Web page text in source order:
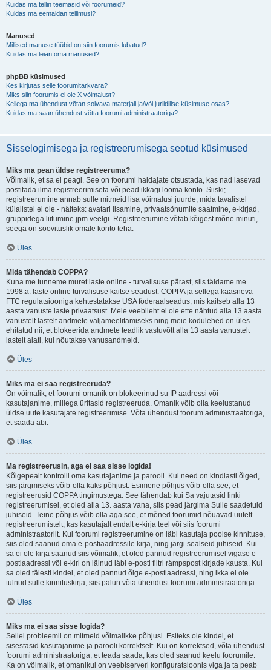
Kuidas ma tellin teemasid või foorumeid?
Kuidas ma eemaldan tellimusi?
Manused
Millised manuse tüübid on siin foorumis lubatud?
Kuidas ma leian oma manused?
phpBB küsimused
Kes kirjutas selle foorumitarkvara?
Miks siin foorumis ei ole X võimalust?
Kellega ma ühendust võtan solvava materjali ja/või juriidilise küsimuse osas?
Kuidas ma saan ühendust võtta foorumi administraatoriga?
Sisselogimisega ja registreerumisega seotud küsimused
Miks ma pean üldse registreeruma?
Võimalik, et sa ei peagi. See on foorumi haldajate otsustada, kas nad lasevad
postitada ilma registreerimiseta või pead ikkagi looma konto. Siiski;
registreerumine annab sulle mitmeid lisa võimalusi juurde, mida tavalistel
külalistel ei ole - näiteks: avatari lisamine, privaatsõnumite saatmine, e-kirjad,
gruppidega liitumine jpm veelgi. Registreerumine võtab kõigest mõne minuti,
seega on soovituslik omale konto teha.
Üles
Mida tähendab COPPA?
Kuna me tunneme muret laste online - turvalisuse pärast, siis täidame me
1998.a. laste online turvalisuse kaitse seadust. COPPA ja sellega kaasneva
FTC regulatsiooniga kehtestatakse USA föderaalseadus, mis kaitseb alla 13
aasta vanuste laste privaatsust. Meie veebileht ei ole ette nähtud alla 13 aasta
vanustelt lastelt andmete väljameelitamiseks ning meie kodulehed on üles
ehitatud nii, et blokeerida andmete teadlik vastuvõtt alla 13 aasta vanustelt
lastelt alati, kui nõutakse vanusandmeid.
Üles
Miks ma ei saa registreeruda?
On võimalik, et foorumi omanik on blokeerinud su IP aadressi või
kasutajanime, millega üritasid registreeruda. Omanik võib olla keelustanud
üldse uute kasutajate registreerimise. Võta ühendust foorum administraatoriga,
et saada abi.
Üles
Ma registreerusin, aga ei saa sisse logida!
Kõigepealt kontrolli oma kasutajanime ja parooli. Kui need on kindlasti õiged,
siis järgmiseks võib-olla kaks põhjust. Esimene põhjus võib-olla see, et
registreerusid COPPA tingimustega. See tähendab kui Sa vajutasid linki
registreerumisel, et oled alla 13. aasta vana, siis pead järgima Sulle saadetuid
juhiseid. Teine põhjus võib olla aga see, et mõned foorumid nõuavad uutelt
registreerumistelt, kas kasutajalt endalt e-kirja teel või siis foorumi
administraatorilt. Kui foorumi registreerumine on läbi kasutaja poolse kinnituse,
siis oled saanud oma e-postiaadressile kirja, ning järgi sealseid juhiseid. Kui
sa ei ole kirja saanud siis võimalik, et oled pannud registreerumisel vigase e-
postiaadressi või e-kiri on läinud läbi e-posti filtri rämpspost kirjade kausta. Kui
sa oled täiesti kindel, et oled pannud õige e-postiaadressi, ning ikka ei ole
tulnud sulle kinnituskirja, siis palun võta ühendust foorumi administraatoriga.
Üles
Miks ma ei saa sisse logida?
Sellel probleemil on mitmeid võimalikke põhjusi. Esiteks ole kindel, et
sisestasid kasutajanime ja parooli korrektselt. Kui on korrektsed, võta ühendust
foorumi administraatoriga, et teada saada, kas oled saanud keelu foorumile.
Ka on võimalik, et omanikul on veebiserveri konfiguratsioonis viga ja ta peab